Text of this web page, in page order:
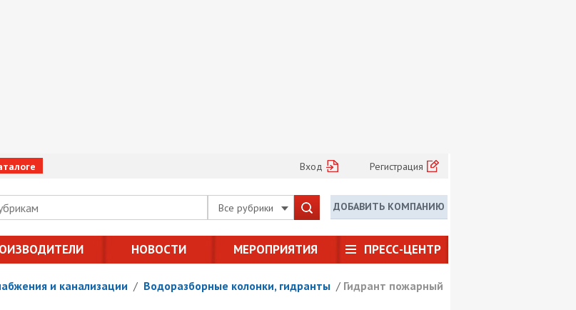
Вход Регистрация
Все рубрики ДОБАВИТЬ КОМПАНИЮ
НОВОСТИ МЕРОПРИЯТИЯ ПРЕСС-ЦЕНТР
и канализации / Водоразборные колонки, гидранты / Гидрант пожарный